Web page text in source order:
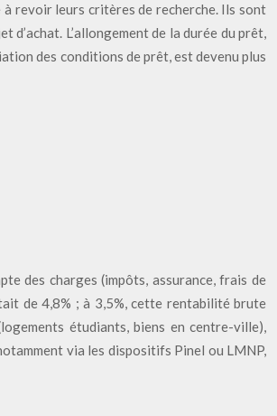
à revoir leurs critères de recherche. Ils sont
L’allongement de la durée du prêt,
des conditions de prêt, est devenu plus
des charges (impôts, assurance, frais de
de 4,8% ; à 3,5%, cette rentabilité brute
étudiants, biens en centre-ville),
via les dispositifs Pinel ou LMNP,